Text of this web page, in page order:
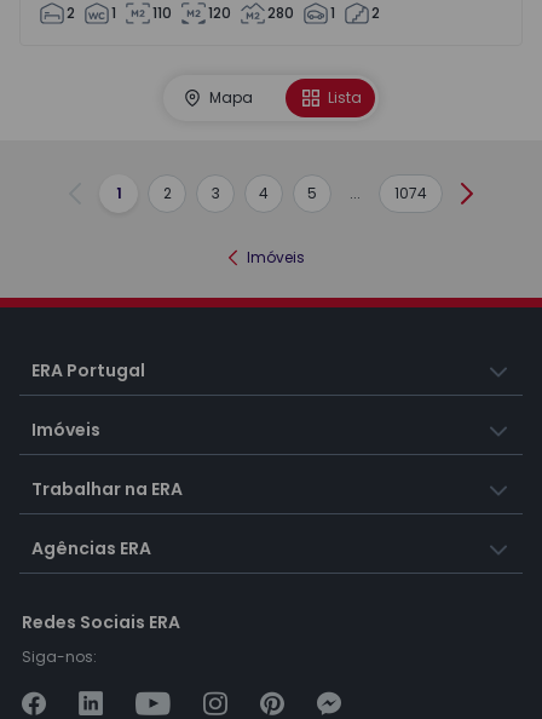
2 1 110 120 280 1 2
Mapa Lista
Anterior
1 2 3 4 5 ... 1074
Imóveis
ERA Portugal
Imóveis
Trabalhar na ERA
Agências ERA
Redes Sociais ERA
Siga-nos: